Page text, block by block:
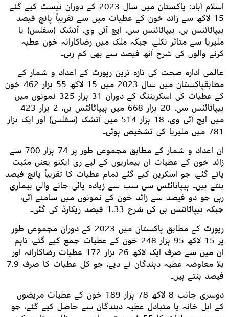
اسلام آباد: پاکستان میں سال 2023 کے دوران ٹیسٹ کیے گئے
15 لاکھ سے زائد خون کے عطیات میں سے تقریباً پانچ فیصد
ہیپاٹائٹس بی، ہیپاٹائٹس سی، ایچ آئی وی، آتشک (سفلس) یا
ملیریا سے متاثر نکلے، جبکہ ملک میں رضاکارانہ خون عطیہ
کرنے والوں کی شرح آٹھ فیصد سے بھی کم رہی۔
عالمی ادارہ صحت کی تازہ ترین رپورٹ کے اعداد و شمار کے
مطابقپاکستان میں سال 2023 میں 15 لاکھ 55 ہزار 462 خون
کے عطیات کی اسکریننگ کے دوران 31 ہزار 325 نمونوں میں
ہیپاٹائٹس سی، 20 ہزار 668 میں ہیپاٹائٹس بی، 2 ہزار 423
میں ایچ آئی وی، 18 ہزار 514 میں آتشک (سفلس) اور ایک ہزار
781 میں ملیریا کی تشخیص ہوئی۔
ان اعداد و شمار کے مطابق مجموعی طور پر 74 ہزار 700 سے
زائد خون کے عطیات ان بیماریوں کے لیے ری ایکٹو یعنی مثبت
پائے گئے، جو اسکرین کیے گئے تمام عطیات کا تقریباً پانچ فیصد
بنتے ہیں۔ ہیپاٹائٹس سی سب سے زیادہ پائی جانے والی بیماری
رہی جو دو فیصد سے زائد خون کے نمونوں میں سامنے آئی،
جبکہ ہیپاٹائٹس بی کی شرح 1.33 فیصد ریکارڈ کی گئی۔
رپورٹ کے مطابق پاکستان میں 2023 کے دوران مجموعی طور
پر 15 لاکھ 95 ہزار 248 خون کے عطیات جمع کیے گئے، تاہم
ان میں سے صرف ایک لاکھ 26 ہزار 172 عطیات رضاکارانہ اور
بلا معاوضہ عطیہ دہندگان نے دیے، جو کل عطیات کا صرف 7.9
فیصد بنتے ہیں۔
دوسری جانب 8 لاکھ 78 ہزار 189 خون کے عطیات مریضوں
کے اہل خانہ یا متبادل عطیہ دہندگان سے حاصل کیے گئے، جو